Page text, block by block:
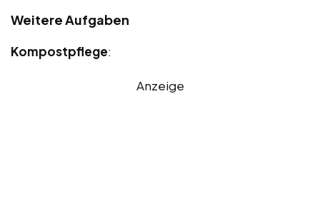
Weitere Aufgaben
Kompostpflege:
Anzeige